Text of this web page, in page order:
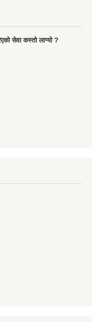
सेवा कस्तो लाग्यो ?